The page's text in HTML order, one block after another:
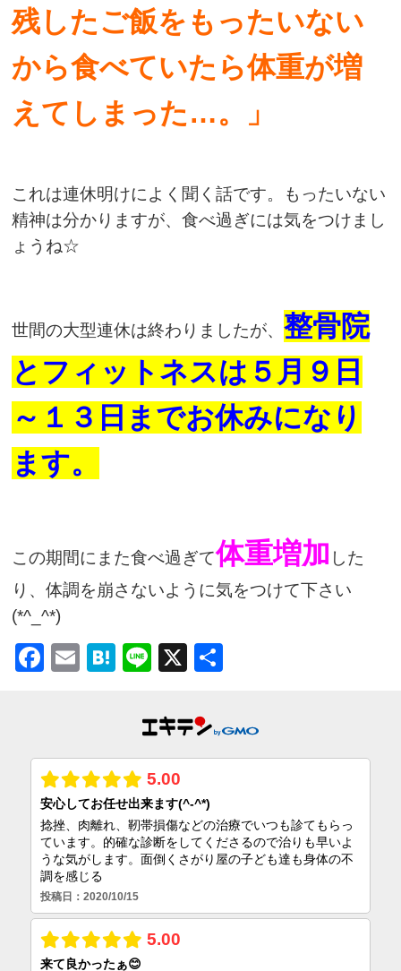
残したご飯をもったいない
から食べていたら体重が増
えてしまった…。」
これは連休明けによく聞く話です。もったいない
精神は分かりますが、食べ過ぎには気をつけまし
ょうね☆
世間の大型連休は終わりましたが、整骨院
とフィットネスは５月９日
～１３日までお休みになり
ます。
この期間にまた食べ過ぎて体重増加 した
り、体調を崩さないように気をつけて下さい
(*^_^*)
Facebook
EmailHatena
Line
X